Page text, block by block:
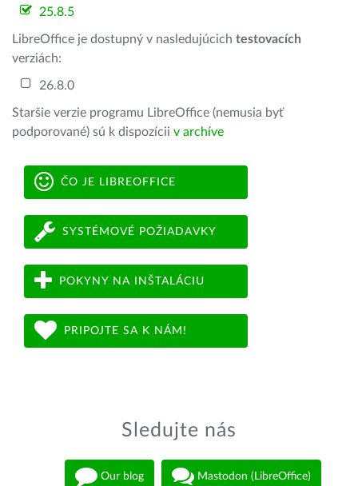
25.8.5
LibreOffice je dostupný v nasledujúcich testovacích
verziách:
26.8.0
Staršie verzie programu LibreOffice (nemusia byť
podporované) sú k dispozícii v archíve
ČO JE LIBREOFFICE
SYSTÉMOVÉ POŽIADAVKY
POKYNY NA INŠTALÁCIU
PRIPOJTE SA K NÁM!
Sledujte nás
Our blog Mastodon (LibreOffice)